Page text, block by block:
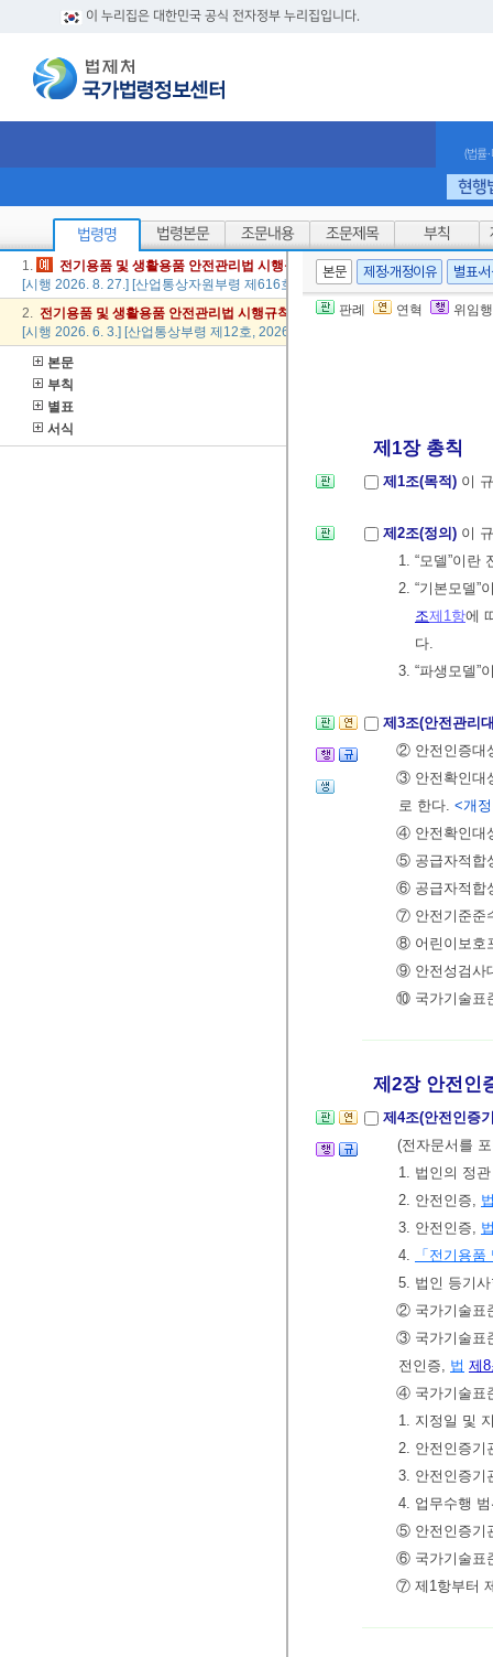
이 누리집은 대한민국 공식 전자정부 누리집입니다.
(법률
현행
법령명 법령본문 조문내용 조문제목 부칙
1. 전기 용품 및 생활용품 안전관리법 시행규칙
[시행 2026. 8. 27.] [산업통상자원부령 제616호, 2025. 8. 26., 일부개정]
2. 전기 용품 및 생활용품 안전관리법 시행규칙
[시행 2026. 6. 3.] [산업통상부령 제12호, 2026. 5. 27., 타법개정]
본문
부칙
별표
서식
본문 제정·개정이유 별표·
판례 연혁 위임
제1장 총칙
제1조(목적) 이
제2조(정의) 이
1. “모델”이란
2. “기본모델”
조제1항에
다.
3. “파생모델”
제3조(안전관리
② 안전인증대
③ 안전확인대
로 한다. <개
④ 안전확인대
⑤ 공급자적합
⑥ 공급자적합
⑦ 안전기준준
⑧ 어린이보호
⑨ 안전성검사
⑩ 국가기술표
제2장 안전인증
제4조(안전인증
(전자문서를
1. 법인의 정
2. 안전인증,
3. 안전인증,
4.
「전기용
5. 법인 등기
② 국가기술표
③ 국가기술표
전인증, 법 제
④ 국가기술표
1. 지정일 및
2. 안전인증기
3. 안전인증기
4. 업무수행
⑤ 안전인증기
⑥ 국가기술표
⑦ 제1항부터